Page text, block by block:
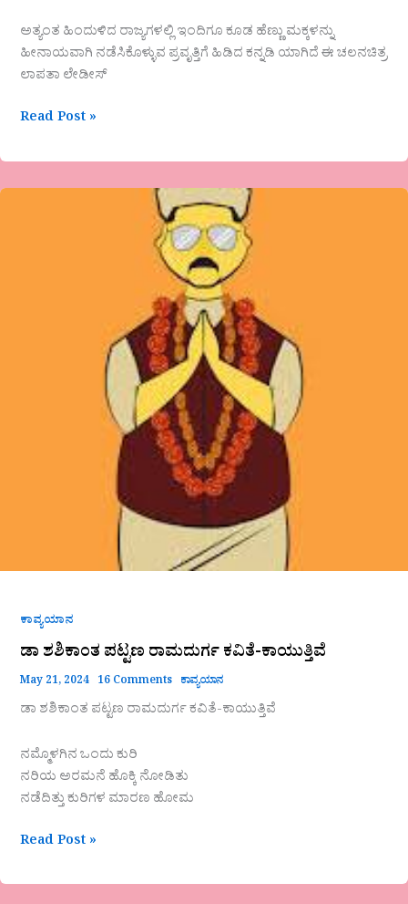
ಅತ್ಯಂತ ಹಿಂದುಳಿದ ರಾಜ್ಯಗಳಲ್ಲಿ ಇಂದಿಗೂ ಕೂಡ ಹೆಣ್ಣು ಮಕ್ಕಳನ್ನು
ಹೀನಾಯವಾಗಿ ನಡೆಸಿಕೊಳ್ಳುವ ಪ್ರವೃತ್ತಿಗೆ ಹಿಡಿದ ಕನ್ನಡಿ ಯಾಗಿದೆ ಈ ಚಲನಚಿತ್ರ
ಲಾಪತಾ ಲೇಡೀಸ್
Read Post »
ಕಾವ್ಯಯಾನ
ಡಾ ಶಶಿಕಾಂತ ಪಟ್ಟಣ ರಾಮದುರ್ಗ ಕವಿತೆ-ಕಾಯುತ್ತಿವೆ
May 21, 2024 16 Comments ಕಾವ್ಯಯಾನ
ಡಾ ಶಶಿಕಾಂತ ಪಟ್ಟಣ ರಾಮದುರ್ಗ ಕವಿತೆ-ಕಾಯುತ್ತಿವೆ
ನಮ್ಮೊಳಗಿನ ಒಂದು ಕುರಿ
ನರಿಯ ಅರಮನೆ ಹೊಕ್ಕಿ ನೋಡಿತು
ನಡೆದಿತ್ತು ಕುರಿಗಳ ಮಾರಣ ಹೋಮ
Read Post »